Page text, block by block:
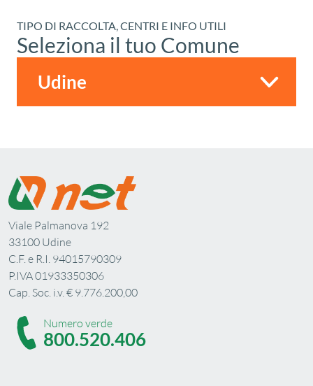
TIPO DI RACCOLTA, CENTRI E INFO UTILI
Seleziona il tuo Comune
Viale Palmanova 192
33100 Udine
C.F. e R.I. 94015790309
P.IVA 01933350306
Cap. Soc. i.v. € 9.776.200,00
Numero verde
800.520.406